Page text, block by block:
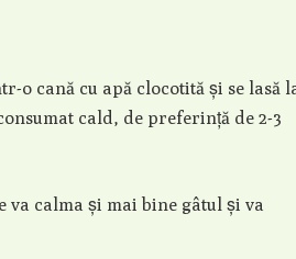
o cană cu apă clocotită și se lasă
cald, de preferință de 2-3
va calma și mai bine gâtul și va